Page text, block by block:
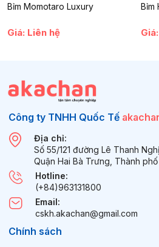
Bỉm Momotaro Luxury
Giá: Liên hệ
Bỉm
Công ty TNHH Quốc Tế
Địa chỉ:
Số 55/121 đường Lê Thanh
Quận Hai Bà Trưng, Thành
Hotline:
(+84)963131800
Email:
cskh.akachan@gmail.com
Chính sách